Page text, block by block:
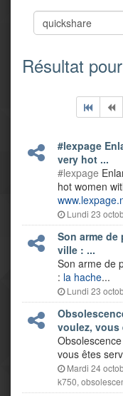
Résultat
#lexpage
very hot ...
#lexpage
hot women
Lundi 23
Son arme
ville : ...
Son arme de
: la hache...
Lundi 23
voulez, vous
vous êtes
Mardi 24
k750,